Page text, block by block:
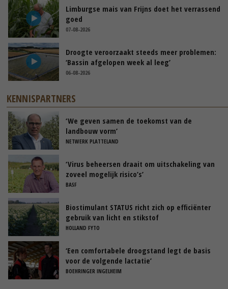
Limburgse mais van Frijns doet het verrassend
goed
07-08-2026
Droogte veroorzaakt steeds meer problemen:
‘Bassin afgelopen week al leeg’
06-08-2026
KENNISPARTNERS
‘We geven samen de toekomst van de
landbouw vorm’
NETWERK PLATTELAND
‘Virus beheersen draait om uitschakeling van
zoveel mogelijk risico’s’
BASF
Biostimulant STATUS richt zich op efficiënter
gebruik van licht en stikstof
HOLLAND FYTO
‘Een comfortabele droogstand legt de basis
voor de volgende lactatie’
BOEHRINGER INGELHEIM